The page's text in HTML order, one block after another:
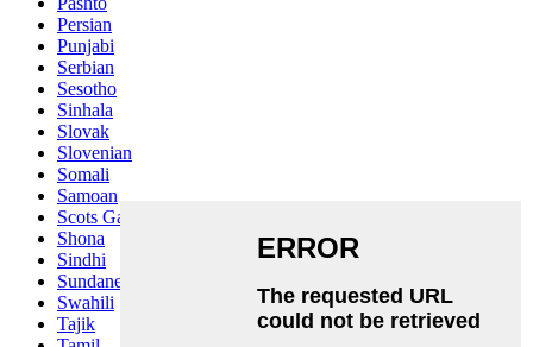
Persian
Punjabi
Serbian
Sesotho
Sinhala
Slovak
Slovenian
Somali
Samoan
Scots Gaelic
Shona
Sindhi
Sundanese
Swahili
Tajik